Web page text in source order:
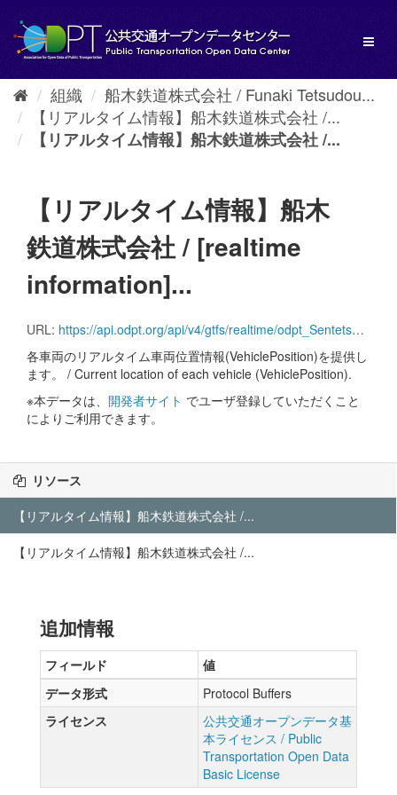
し
組織
船木鉄道株式会社 / Funaki Tetsudou...
【リアルタイム情報】船木鉄道株式会社 /...
【リアルタイム情報】船木鉄道株式会社 /...
【リアルタイム情報】船木
鉄道株式会社 / [realtime
information]...
URL: https://api.odpt.org/api/v4/gtfs/realtime/odpt_SentetsuBus_AllLines_vehicle?acl:consumerKey=[アクセストークン/YOUR_ACCESS_TOKEN]
各車両のリアルタイム車両位置情報(VehiclePosition)を提供し
ます。 / Current location of each vehicle (VehiclePosition).
※本データは、 開発者サイト でユーザ登録していただくこと
によりご利用できます。
リソース
【リアルタイム情報】船木鉄道株式会社 /...
【リアルタイム情報】船木鉄道株式会社 /...
追加情報
フィールド
値
データ形式
Protocol Buffers
ライセンス
公共交通オープンデータ基
本ライセンス / Public
Transportation Open Data
Basic License